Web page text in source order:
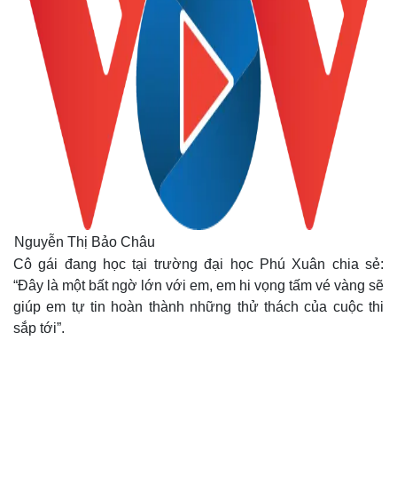
Nguyễn Thị Bảo Châu
Cô gái đang học tại trường đại học Phú Xuân chia sẻ:
“Đây là một bất ngờ lớn với em, em hi vọng tấm vé vàng sẽ
giúp em tự tin hoàn thành những thử thách của cuộc thi
sắp tới”.